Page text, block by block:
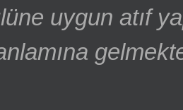
uygun atıf